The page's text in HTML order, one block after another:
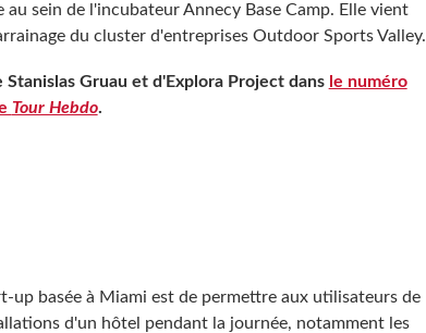
sein de l'incubateur Annecy Base Camp. Elle vient
du cluster d'entreprises Outdoor Sports Valley.
Stanislas Gruau et d'Explora Project dans le numéro
Tour Hebdo.
up basée à Miami est de permettre aux utilisateurs de
d'un hôtel pendant la journée, notamment les